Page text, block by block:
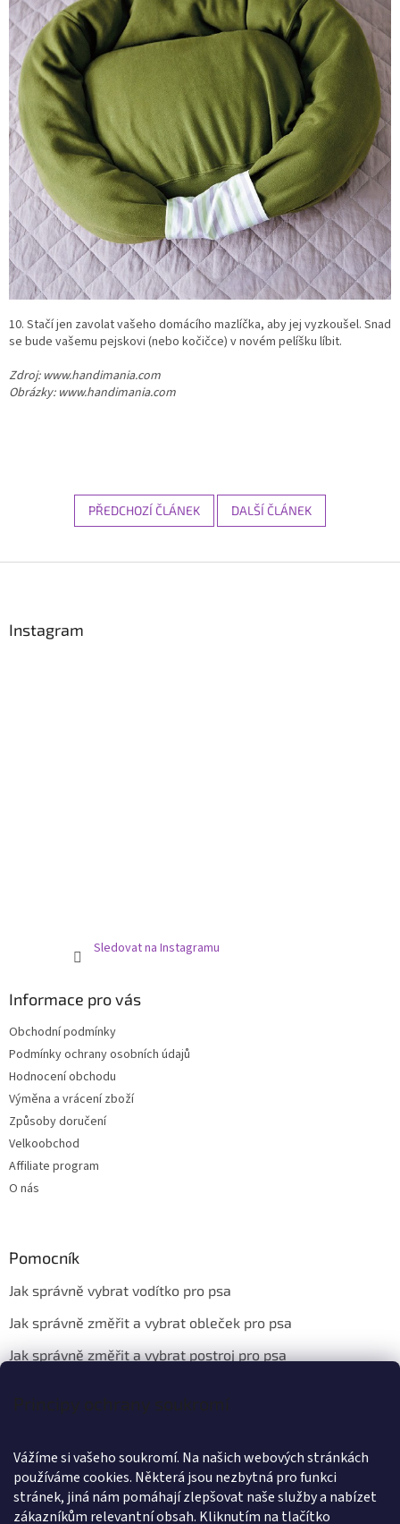
Principy ochrany soukromí
Vážíme si vašeho soukromí. Na našich webových stránkách
používáme cookies. Některá jsou nezbytná pro funkci
stránek, jiná nám pomáhají zlepšovat naše služby a nabízet
zákazníkům relevantní obsah. Kliknutím na tlačítko
10. Stačí jen zavolat vašeho domácího mazlíčka, aby jej vyzkoušel. Snad
se bude vašemu pejskovi (nebo kočičce) v novém pelíšku líbit.
Zdroj: www.handimania.com
Obrázky: www.handimania.com
PŘEDCHOZÍ ČLÁNEK DALŠÍ ČLÁNEK
Instagram
Sledovat na Instagramu
Informace pro vás
Obchodní podmínky
Podmínky ochrany osobních údajů
Hodnocení obchodu
Výměna a vrácení zboží
Způsoby doručení
Velkoobchod
Affiliate program
O nás
Pomocník
Jak správně vybrat vodítko pro psa
Jak správně změřit a vybrat obleček pro psa
Jak správně změřit a vybrat postroj pro psa
Kontakt
info@wanteddog.cz
Wanted Dog
wanteddogcz